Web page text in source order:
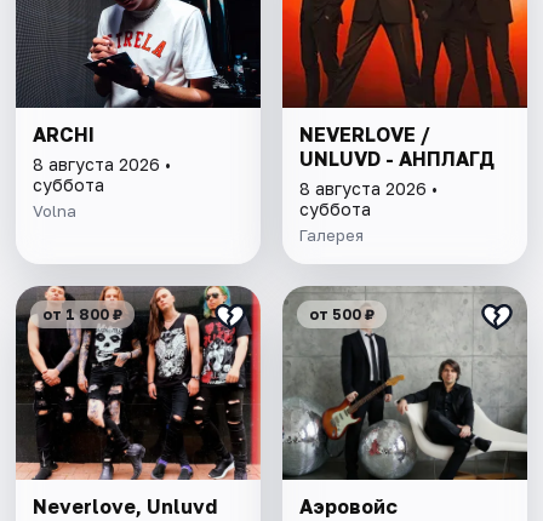
ARCHI
8 августа 2026 •
суббота
Volna
NEVERLOVE /
UNLUVD - АНПЛАГД
8 августа 2026 •
суббота
Галерея
от 1 800 ₽
Neverlove, Unluvd
от 500 ₽
Аэровойс